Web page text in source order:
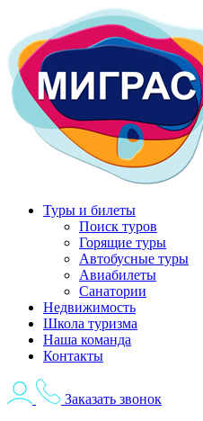
содержимому
Туры и билеты
Поиск туров
Горящие туры
Автобусные туры
Авиабилеты
Санатории
Недвижимость
Школа туризма
Наша команда
Контакты
Заказать звонок